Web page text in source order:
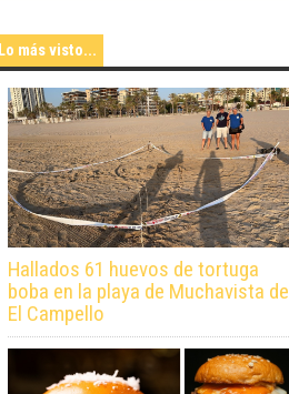
Lo más visto...
Hallados 61 huevos de tortuga
boba en la playa de Muchavista de
El Campello